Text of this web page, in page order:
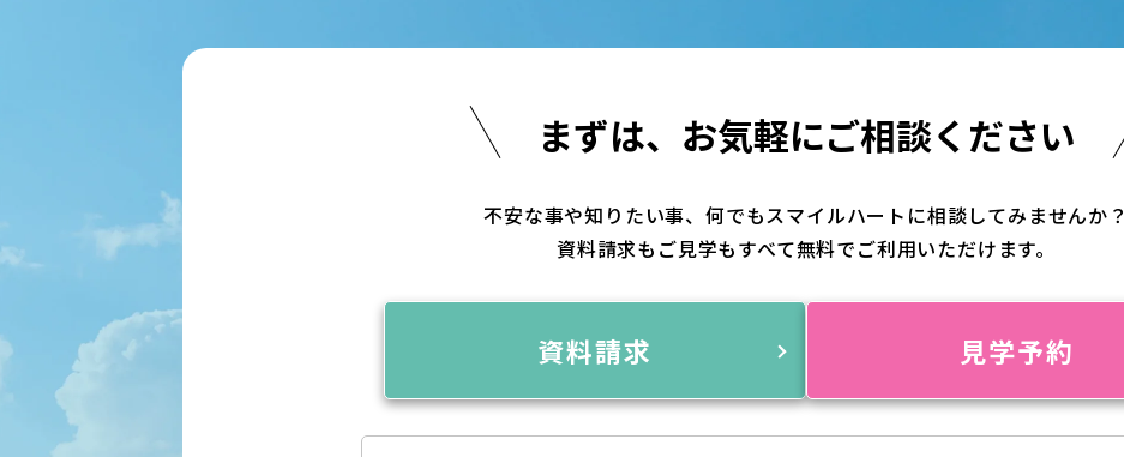
まずは、 お気軽にご相談ください
不安な事や知りたい事、何でもスマイルハートに相談してみませんか？
資料請求もご見学もすべて無料でご利用いただけます。
資料請求 見学予約